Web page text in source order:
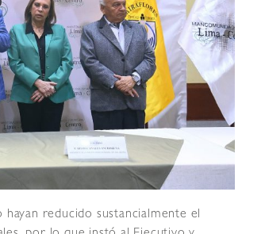
reducido sustancialmente el